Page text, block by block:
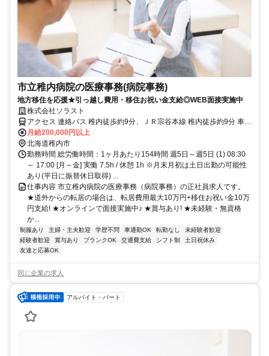
市立稚内病院の医療事務(病院事務)
地方移住を応援★引っ越し費用・移住お祝い金支給◎WEB面接実施中
株式会社ソラスト
アクセス 連絡バス 稚内徒歩約9分、ＪＲ宗谷本線 稚内徒歩約9分 車通
勤可
月給200,000円以上
北海道稚内市
勤務時間 総労働時間：1ヶ月あたり154時間 週5日～週5日 (1) 08:30
～ 17:00 [月～金] 実働 7.5h / 休憩 1h ※月末月初は土日出勤の可能性
あり(平日に振替休日取得) ...
仕事内容 市立稚内病院の医療事務（病院事務）の正社員求人です。
★道外からの転居の場合は、転居費用最大10万円+移住お祝い金10万
円支給! ★オンラインで面接実施中♪ ★賞与あり! ★未経験・無資格
か...
制服あり 主婦・主夫歓迎 学歴不問 車通勤OK 転勤なし
未経験者歓迎
経験者歓迎
賞与あり ブランクOK 交通費支給 シフト制
土日祝休み
友達と応募OK
同じ企業の求人
アルバイト・パート